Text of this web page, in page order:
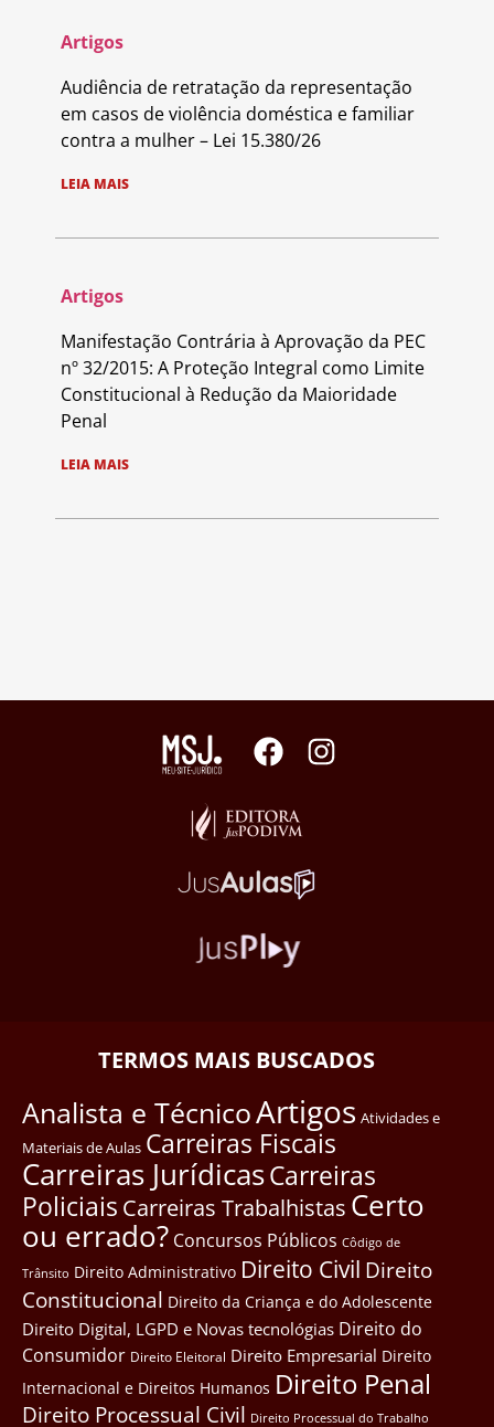
Artigos
Audiência de retratação da representação
em casos de violência doméstica e familiar
contra a mulher – Lei 15.380/26
LEIA MAIS
Artigos
Manifestação Contrária à Aprovação da PEC
nº 32/2015: A Proteção Integral como Limite
Constitucional à Redução da Maioridade
Penal
LEIA MAIS
TERMOS MAIS BUSCADOS
Analista e TécnicoArtigos Atividades e
Materiais de Aulas Carreiras Fiscais
Carreiras JurídicasCarreiras
Policiais Carreiras Trabalhistas Certo
ou errado? Concursos Públicos Côdigo de
Trânsito Direito Administrativo Direito Civil Direito
Constitucional Direito da Criança e do Adolescente
Direito Digital, LGPD e Novas tecnológias Direito do
Consumidor Direito Eleitoral Direito Empresarial Direito
Internacional e Direitos Humanos Direito Penal
Direito Processual Civil Direito Processual do Trabalho